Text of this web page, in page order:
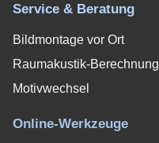
Service & Beratung
Bildmontage vor Ort
Raumakustik-Berechnung
Motivwechsel
Online-Werkzeuge